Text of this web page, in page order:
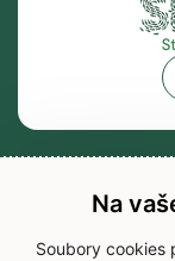
Na
Soubory cookies